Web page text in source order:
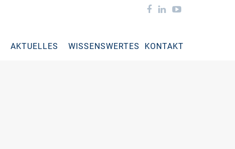
AKTUELLES WISSENSWERTES KONTAKT